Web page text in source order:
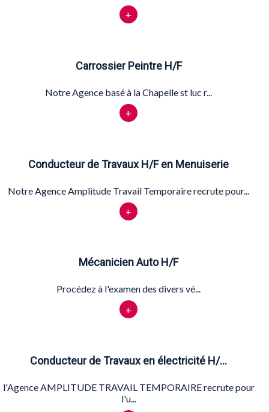
+
Carrossier Peintre H/F
Notre Agence basé à la Chapelle st luc r...
+
Conducteur de Travaux H/F en Menuiserie
Notre Agence Amplitude Travail Temporaire recrute pour...
+
Mécanicien Auto H/F
Procédez à l'examen des divers vé...
+
Conducteur de Travaux en électricité H/…
l'Agence AMPLITUDE TRAVAIL TEMPORAIRE recrute pour
l'u...